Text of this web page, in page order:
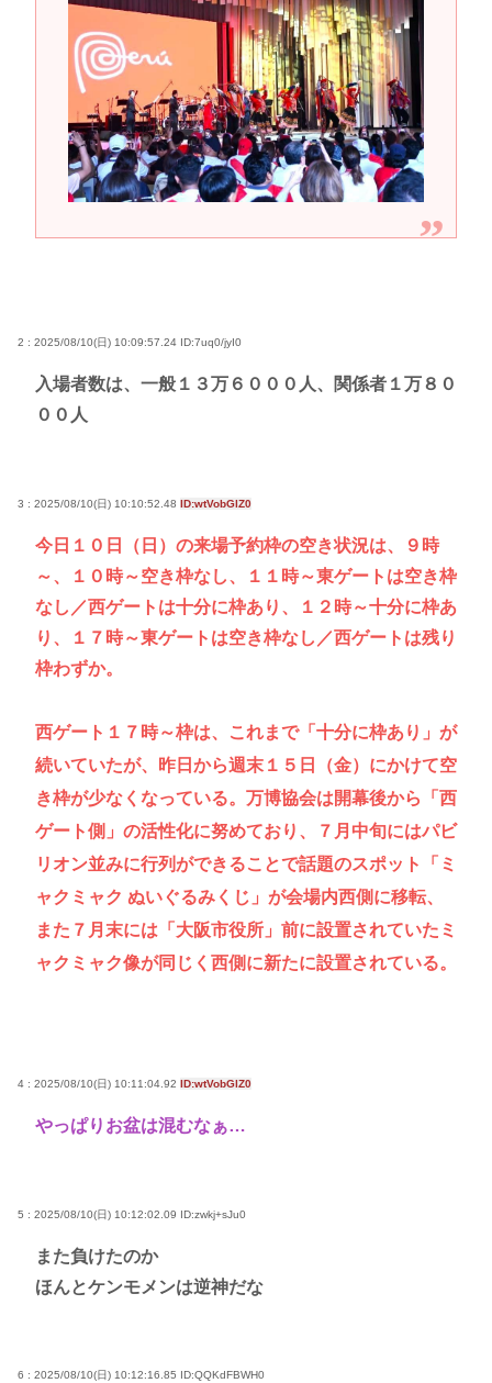
2 : 2025/08/10(日) 10:09:57.24 ID:7uq0/jyI0
入場者数は、一般１３万６０００人、関係者１万８０
００人
3 : 2025/08/10(日) 10:10:52.48 ID:wtVobGlZ0
今日１０日（日）の来場予約枠の空き状況は、９時
～、１０時～空き枠なし、１１時～東ゲートは空き枠
なし／西ゲートは十分に枠あり、１２時～十分に枠あ
り、１７時～東ゲートは空き枠なし／西ゲートは残り
枠わずか。
西ゲート１７時～枠は、これまで「十分に枠あり」が
続いていたが、昨日から週末１５日（金）にかけて空
き枠が少なくなっている。万博協会は開幕後から「西
ゲート側」の活性化に努めており、７月中旬にはパビ
リオン並みに行列ができることで話題のスポット「ミ
ャクミャク ぬいぐるみくじ」が会場内西側に移転、
また７月末には「大阪市役所」前に設置されていたミ
ャクミャク像が同じく西側に新たに設置されている。
4 : 2025/08/10(日) 10:11:04.92 ID:wtVobGlZ0
やっぱりお盆は混むなぁ…
5 : 2025/08/10(日) 10:12:02.09 ID:zwkj+sJu0
また負けたのか
ほんとケンモメンは逆神だな
6 : 2025/08/10(日) 10:12:16.85 ID:QQKdFBWH0